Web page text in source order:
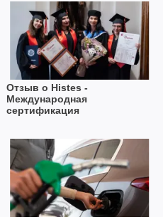
Отзыв о Histes -
Международная
сертификация